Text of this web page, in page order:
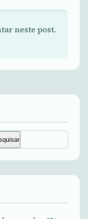
neste post.